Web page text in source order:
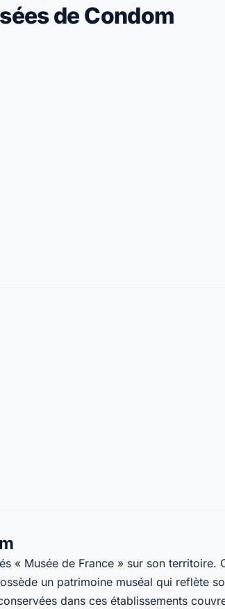
de Condom
« Musée de France » sur son territoire.
un patrimoine muséal qui reflète
dans ces établissements